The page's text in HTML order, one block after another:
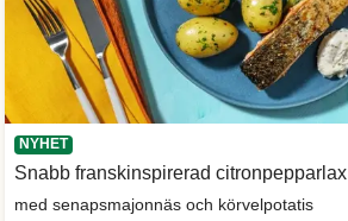
NYHET
Snabb franskinspirerad citronpepparlax
med senapsmajonnäs och körvelpotatis